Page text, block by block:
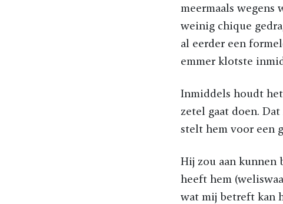
meermaals wegens
weinig chique
al eerder een
emmer klotste
Inmiddels houdt
zetel gaat doen.
stelt hem voor een
Hij zou aan kunnen
heeft hem
wat mij betreft kan